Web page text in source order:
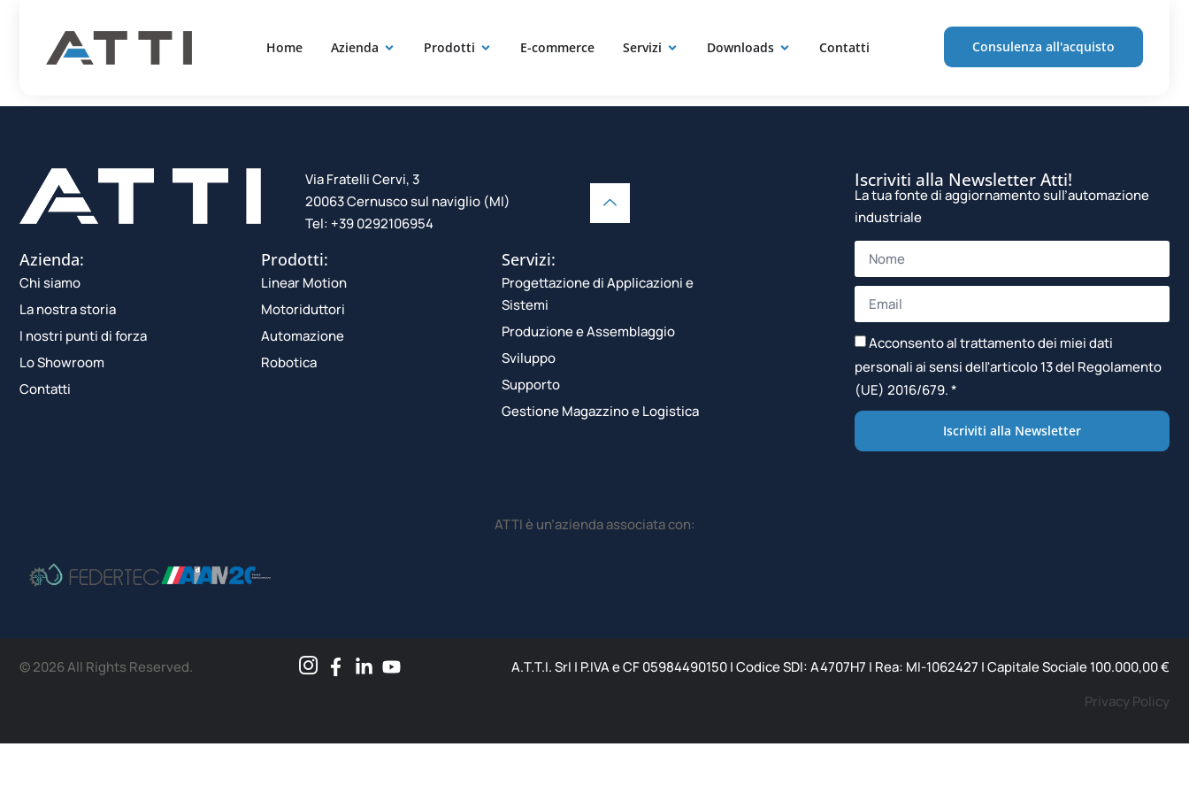
Home Azienda Prodotti E-commerce Servizi Downloads Contatti Consulenza all'acquisto
Motoriduttori a vite senza fine
Via Fratelli Cervi, 3
20063 Cernusco sul naviglio (MI)
Tel: +39 0292106954
Azienda:
Chi siamo
La nostra storia
I nostri punti di forza
Lo Showroom
Contatti
Prodotti:
Linear Motion
Motoriduttori
Automazione
Robotica
Servizi:
Progettazione di Applicazioni e
Sistemi
Produzione e Assemblaggio
Sviluppo
Supporto
Gestione Magazzino e Logistica
Iscriviti alla Newsletter Atti!
La tua fonte di aggiornamento sull’automazione
industriale
Acconsento al trattamento dei miei dati
personali ai sensi dell'articolo 13 del Regolamento
(UE) 2016/679. *
Iscriviti alla Newsletter
ATTI è un’azienda associata con:
© 2026 All Rights Reserved.
A.T.T.I. SrI | P.IVA e CF 05984490150 | Codice SDI: A4707H7 | Rea: MI-1062427 | Capitale Sociale 100.000,00 €
Privacy Policy